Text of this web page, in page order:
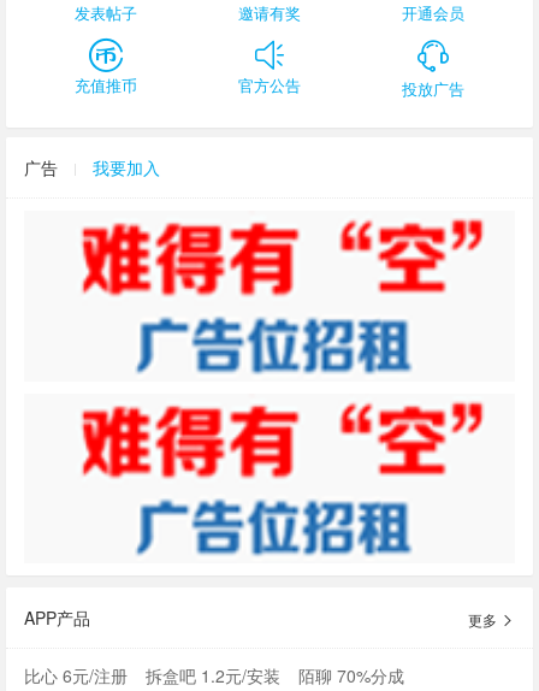
发表帖子 邀请有奖 开通会员
充值推币 官方公告 投放广告
广告 我要加入
APP产品 更多
比心 6元/注册 拆盒吧 1.2元/安装
陌聊 70%分成